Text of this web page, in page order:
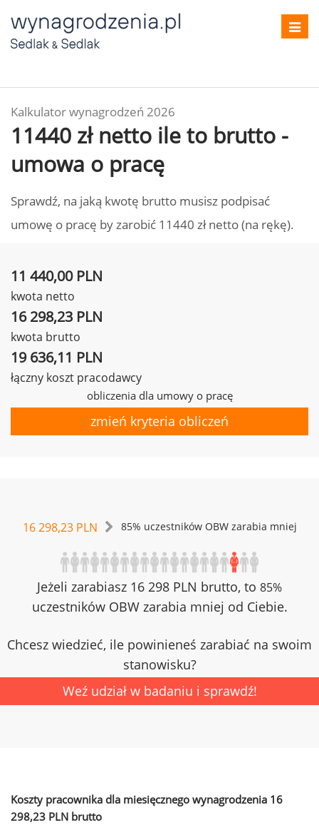
Kalkulator wynagrodzeń 2026
11440 zł netto ile to brutto -
umowa o pracę
Sprawdź, na jaką kwotę brutto musisz podpisać
umowę o pracę by zarobić 11440 zł netto (na rękę).
11 440,00 PLN
kwota netto
16 298,23 PLN
kwota brutto
19 636,11 PLN
łączny koszt pracodawcy
obliczenia dla umowy o pracę
zmień kryteria obliczeń
16 298,23 PLN 85% uczestników OBW zarabia mniej
Jeżeli zarabiasz 16 298 PLN brutto, to 85%
uczestników OBW zarabia mniej od Ciebie.
Chcesz wiedzieć, ile powinieneś zarabiać na swoim
stanowisku?
Weź udział w badaniu i sprawdź!
Koszty pracownika dla miesięcznego wynagrodzenia 16
298,23 PLN brutto